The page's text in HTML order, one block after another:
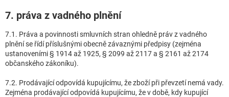
7. práva z vadného plnění
7.1. Práva a povinnosti smluvních stran ohledně práv z vadného
plnění se řídí příslušnými obecně závaznými předpisy (zejména
ustanoveními § 1914 až 1925, § 2099 až 2117 a § 2161 až 2174
občanského zákoníku).
7.2. Prodávající odpovídá kupujícímu, že zboží při převzetí nemá vady.
Zejména prodávající odpovídá kupujícímu, že v době, kdy kupující